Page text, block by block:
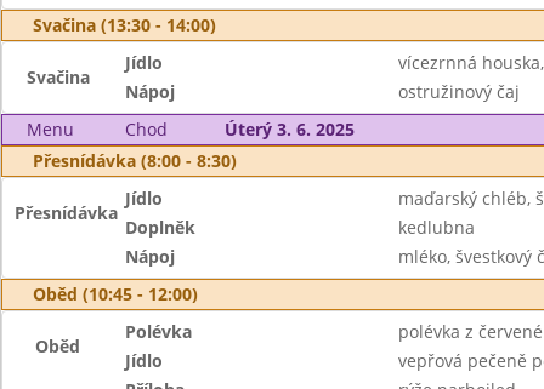
Svačina (13:30 - 14:00)
Svačina
Jídlo
vícezrnná
Nápoj
ostružinový čaj
Menu
Chod
Úterý 3. 6. 2025
Přesnídávka (8:00 - 8:30)
Přesnídávka
Jídlo
maďarský chléb,
Doplněk
kedlubna
Nápoj
mléko, švestkový
Oběd (10:45 - 12:00)
Oběd
Polévka
polévka z
Jídlo
vepřová pečeně